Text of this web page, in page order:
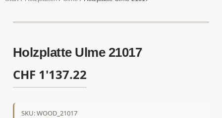
Holzplatte Ulme 21017
CHF 1'137.22
SKU: WOOD_21017